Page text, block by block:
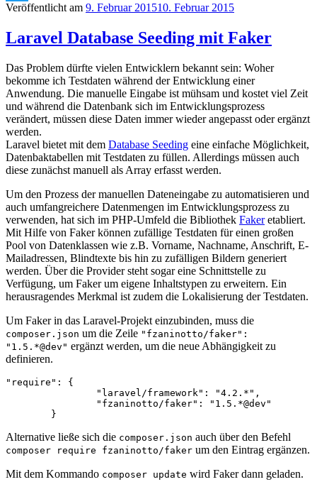
Twitter
Veröffentlicht am 9. Februar 201510. Februar 2015
Laravel Database Seeding mit Faker
Das Problem dürfte vielen Entwicklern bekannt sein: Woher
bekomme ich Testdaten während der Entwicklung einer
Anwendung. Die manuelle Eingabe ist mühsam und kostet viel Zeit
und während die Datenbank sich im Entwicklungsprozess
verändert, müssen diese Daten immer wieder angepasst oder ergänzt
werden.
Laravel bietet mit dem Database Seeding eine einfache Möglichkeit,
Datenbaktabellen mit Testdaten zu füllen. Allerdings müssen auch
diese zunächst manuell als Array erfasst werden.
Um den Prozess der manuellen Dateneingabe zu automatisieren und
auch umfangreichere Datenmengen im Entwicklungsprozess zu
verwenden, hat sich im PHP-Umfeld die Bibliothek Fakeretabliert.
Mit Hilfe von Faker können zufällige Testdaten für einen großen
Pool von Datenklassen wie z.B. Vorname, Nachname, Anschrift, E-
Mailadressen, Blindtexte bis hin zu zufälligen Bildern generiert
werden. Über die Provider steht sogar eine Schnittstelle zu
Verfügung, um Faker um eigene Inhaltstypen zu erweitern. Ein
herausragendes Merkmal ist zudem die Lokalisierung der Testdaten.
Um Faker in das Laravel-Projekt einzubinden, muss die
composer.json um die Zeile "fzaninotto/faker":
"1.5.*@dev" ergänzt werden, um die neue Abhängigkeit zu
definieren.
"require": {
Alternative ließe sich die composer.json auch über den Befehl
composer require fzaninotto/faker um den Eintrag ergänzen.
Mit dem Kommando composer update wird Faker dann geladen.